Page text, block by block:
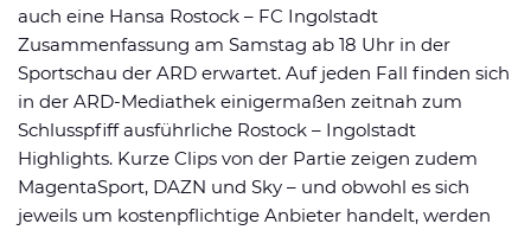
auch eine Hansa Rostock – FC Ingolstadt
Zusammenfassung am Samstag ab 18 Uhr in der
Sportschau der ARD erwartet. Auf jeden Fall finden sich
in der ARD-Mediathek einigermaßen zeitnah zum
Schlusspfiff ausführliche Rostock – Ingolstadt
Highlights. Kurze Clips von der Partie zeigen zudem
MagentaSport, DAZN und Sky – und obwohl es sich
jeweils um kostenpflichtige Anbieter handelt, werden